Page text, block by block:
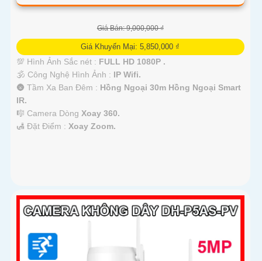
Giá Bán: 9,000,000 ₫
Giá Khuyến Mại: 5,850,000 ₫
💯 Hình Ảnh Sắc nét : FULL HD 1080P .
🕉️ Công Nghệ Hình Ảnh : IP Wifi.
🌚 Tầm Xa Ban Đêm : Hồng Ngoại 30m Hồng Ngoại Smart
IR.
🎼️ Camera Dòng Xoay 360.
️🛃 Đặt Điểm : Xoay Zoom.